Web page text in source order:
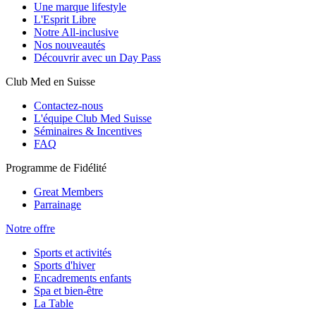
Une marque lifestyle
L'Esprit Libre
Notre All-inclusive
Nos nouveautés
Découvrir avec un Day Pass
Club Med en Suisse
Contactez-nous
L'équipe Club Med Suisse
Séminaires & Incentives
FAQ
Programme de Fidélité
Great Members
Parrainage
Notre offre
Sports et activités
Sports d'hiver
Encadrements enfants
Spa et bien-être
La Table